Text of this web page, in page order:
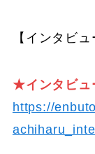
【インタビ
★インタビュ
https://